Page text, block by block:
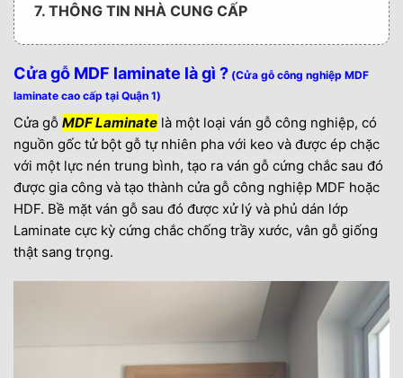
7. THÔNG TIN NHÀ CUNG CẤP
Cửa gỗ MDF laminate là gì ? (Cửa gỗ công nghiệp MDF
laminate cao cấp tại Quận 1)
Cửa gỗ MDF Laminate là một loại ván gỗ công nghiệp, có
nguồn gốc tử bột gỗ tự nhiên pha với keo và được ép chặc
với một lực nén trung bình, tạo ra ván gỗ cứng chắc sau đó
được gia công và tạo thành cửa gỗ công nghiệp MDF hoặc
HDF. Bề mặt ván gỗ sau đó được xử lý và phủ dán lớp
Laminate cực kỳ cứng chắc chống trầy xước, vân gỗ giống
thật sang trọng.